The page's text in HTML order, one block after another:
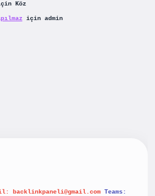
Köz
için admin
backlinkpaneli@gmail.com Teams: